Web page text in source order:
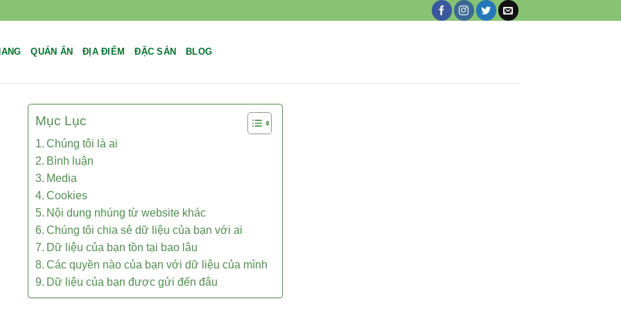
QUÁN ĂN ĐỊA ĐIỂM ĐẶC SẢN BLOG
Mục Lục
Chúng tôi là ai
Bình luận
Media
Cookies
Nội dung nhúng từ website khác
Chúng tôi chia sẻ dữ liệu của bạn với ai
Dữ liệu của bạn tồn tại bao lâu
Các quyền nào của bạn với dữ liệu của mình
Dữ liệu của bạn được gửi đến đâu